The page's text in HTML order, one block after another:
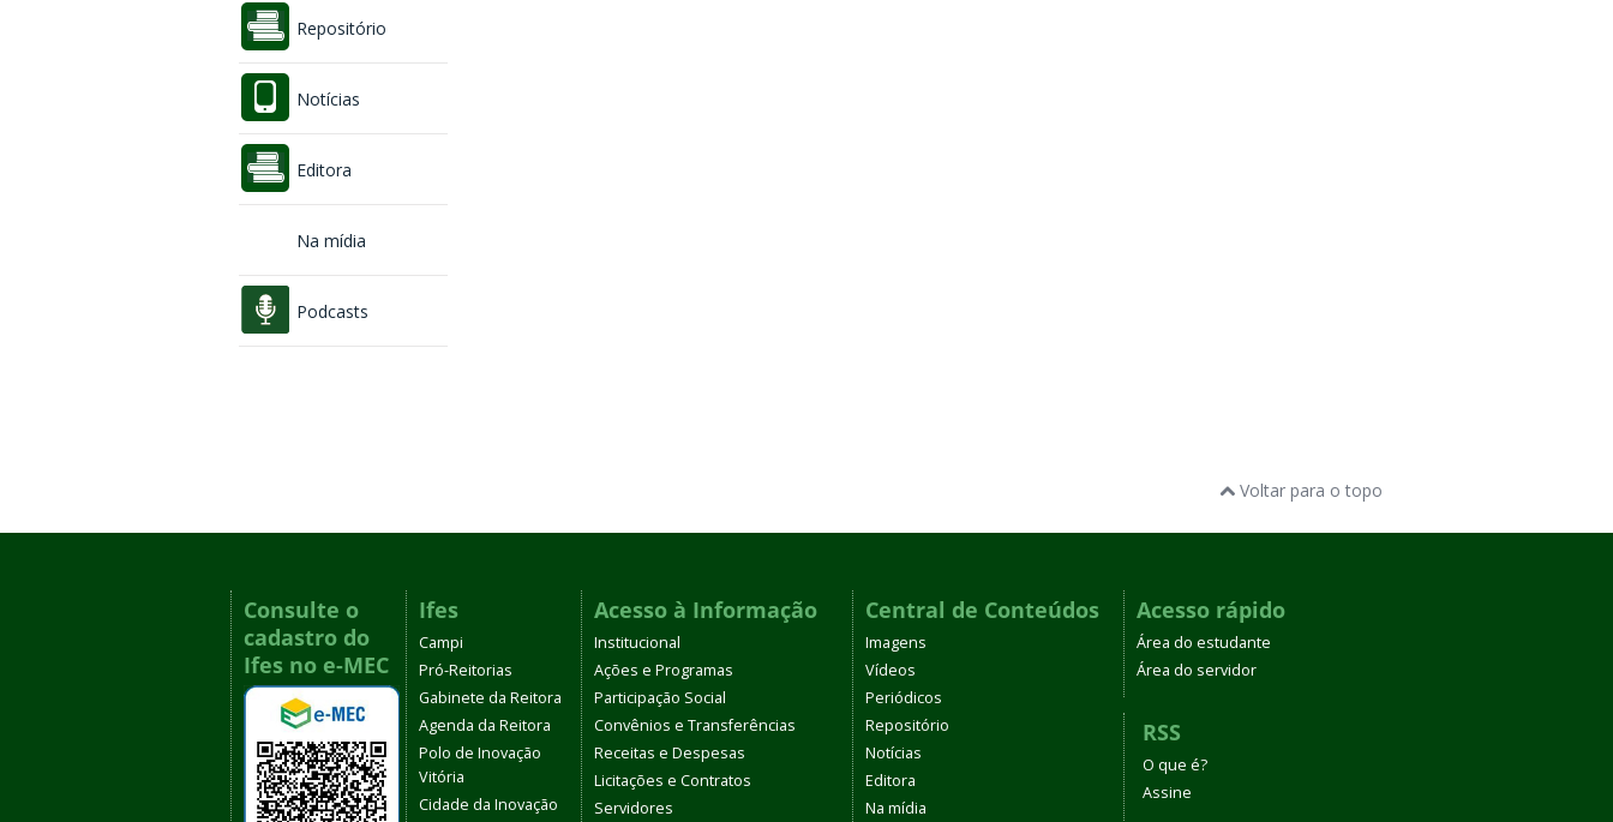
Repositório
Notícias
Editora
Na mídia
Podcasts
Voltar para o topo
Consulte o
cadastro do
Ifes no e-MEC
Ifes
Campi
Pró-Reitorias
Gabinete da Reitora
Agenda da Reitora
Polo de Inovação
Vitória
Cidade da Inovação
Acesso à Informação
Institucional
Ações e Programas
Participação Social
Convênios e Transferências
Receitas e Despesas
Licitações e Contratos
Servidores
Central de Conteúdos
Imagens
Vídeos
Periódicos
Repositório
Notícias
Editora
Na mídia
Acesso rápido
Área do estudante
Área do servidor
RSS
O que é?
Assine